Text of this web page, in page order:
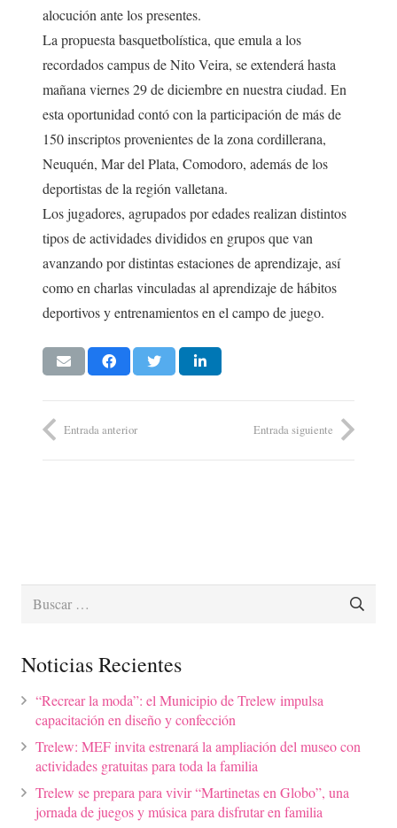
alocución ante los presentes.
La propuesta basquetbolística, que emula a los
recordados campus de Nito Veira, se extenderá hasta
mañana viernes 29 de diciembre en nuestra ciudad. En
esta oportunidad contó con la participación de más de
150 inscriptos provenientes de la zona cordillerana,
Neuquén, Mar del Plata, Comodoro, además de los
deportistas de la región valletana.
Los jugadores, agrupados por edades realizan distintos
tipos de actividades divididos en grupos que van
avanzando por distintas estaciones de aprendizaje, así
como en charlas vinculadas al aprendizaje de hábitos
deportivos y entrenamientos en el campo de juego.
Entrada anterior Entrada siguiente
Buscar:
Noticias Recientes
“Recrear la moda”: el Municipio de Trelew impulsa
capacitación en diseño y confección
Trelew: MEF invita estrenará la ampliación del museo con
actividades gratuitas para toda la familia
Trelew se prepara para vivir “Martinetas en Globo”, una
jornada de juegos y música para disfrutar en familia